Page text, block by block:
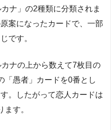
ナ」の2種類に分類されま
案になったカードで、一部
です。
ナの上から数えて7枚目の
「愚者」カードを0番とし
。したがって恋人カードは
す。